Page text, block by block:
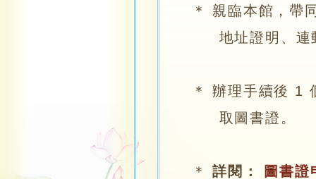
＊ 親臨本館，帶
地址證明、連郵
＊ 辦理手續後 1
取圖書證。
＊詳閱： 圖書證